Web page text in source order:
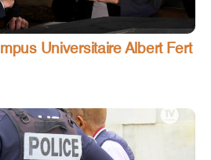
Universitaire Albert Fert